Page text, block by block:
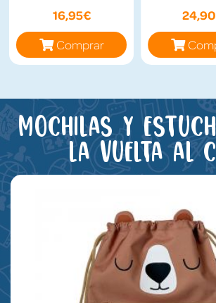
16,95€
Comprar
Mochilas y
la vuelta al